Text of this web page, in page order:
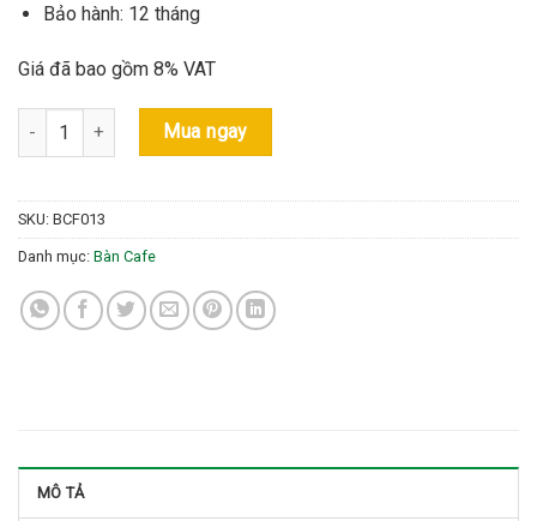
Bảo hành: 12 tháng
Giá đã bao gồm 8% VAT
Bàn Cafe Mặt Nhựa Bền Đẹp - BCF013 số lượng
Mua ngay
SKU: BCF013
Danh mục: Bàn Cafe
MÔ TẢ